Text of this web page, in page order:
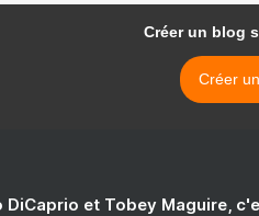
Créer un blog
Créer
DiCaprio et Tobey Maguire,